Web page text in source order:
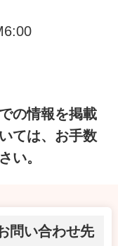
の情報を掲載
ては、お手数
い。
問い合わせ先